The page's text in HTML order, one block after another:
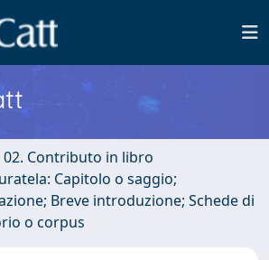
02. Contributo in libro
Capitolo o saggio;
Breve introduzione; Schede di
o corpus